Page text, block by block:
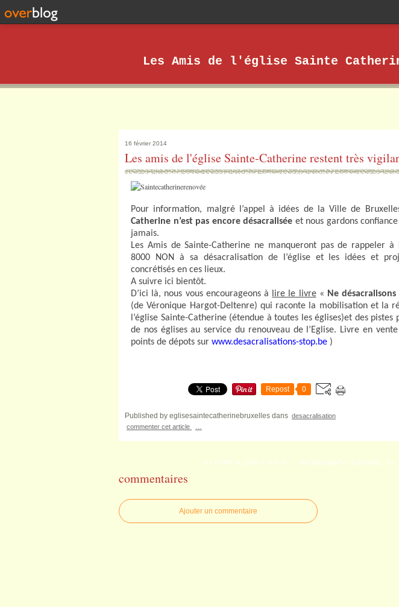
Les Amis de l'église Sainte
16 février 2014
Les amis de l'église Sainte-Catherine restent très
Pour information, malgré l’appel à idées de la Ville de
Catherine n’est pas encore désacralisée et nous gardons
jamais.
Les Amis de Sainte-Catherine ne manqueront pas de rappeler à
8000 NON à sa désacralisation de l’église et les idées et
concrétisés en ces lieux.
A suivre ici bientôt.
D’ici là, nous vous encourageons à
lire le livre« Ne
(de Véronique Hargot-Deltenre) qui raconte la mobilisation et la
l’église Sainte-Catherine (étendue à toutes les églises)et des pistes
de nos églises au service du renouveau de l’Eglise. Livre en vente
points de dépots sur www.desacralisations-stop.be )
Repost 0
Published by eglisesaintecatherinebruxelles dans desacralisation
commenter cet article
<< UOPC le 28/03 à 18 h 30 -... Sur infocatho.be : Une boîte... >>
commentaires
Ajouter un commentaire